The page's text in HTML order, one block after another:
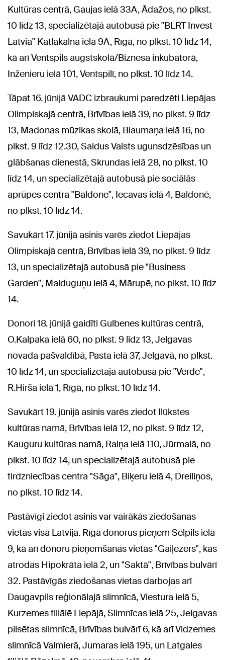
Kultūras centrā, Gaujas ielā 33A, Ādažos, no plkst.
10 līdz 13, specializētajā autobusā pie "BLRT Invest
Latvia" Katlakalna ielā 9A, Rīgā, no plkst. 10 līdz 14,
kā arī Ventspils augstskolā/Biznesa inkubatorā,
Inženieru ielā 101, Ventspilī, no plkst. 10 līdz 14.
Tāpat 16. jūnijā VADC izbraukumi paredzēti Liepājas
Olimpiskajā centrā, Brīvības ielā 39, no plkst. 9 līdz
13, Madonas mūzikas skolā, Blaumaņa ielā 16, no
plkst. 9 līdz 12.30, Saldus Valsts ugunsdzēsības un
glābšanas dienestā, Skrundas ielā 28, no plkst. 10
līdz 14, un specializētajā autobusā pie sociālās
aprūpes centra "Baldone", Iecavas ielā 4, Baldonē,
no plkst. 10 līdz 14.
Savukārt 17. jūnijā asinis varēs ziedot Liepājas
Olimpiskajā centrā, Brīvības ielā 39, no plkst. 9 līdz
13, un specializētajā autobusā pie "Business
Garden", Malduguņu ielā 4, Mārupē, no plkst. 10 līdz
14.
Donori 18. jūnijā gaidīti Gulbenes kultūras centrā,
O.Kalpaka ielā 60, no plkst. 9 līdz 13, Jelgavas
novada pašvaldībā, Pasta ielā 37, Jelgavā, no plkst.
10 līdz 14, un specializētajā autobusā pie "Verde",
R.Hirša ielā 1, Rīgā, no plkst. 10 līdz 14.
Savukārt 19. jūnijā asinis varēs ziedot Ilūkstes
kultūras namā, Brīvības ielā 12, no plkst. 9 līdz 12,
Kauguru kultūras namā, Raiņa ielā 110, Jūrmalā, no
plkst. 10 līdz 14, un specializētajā autobusā pie
tirdzniecības centra "Sāga", Biķeru ielā 4, Dreiliņos,
no plkst. 10 līdz 14.
Pastāvīgi ziedot asinis var vairākās ziedošanas
vietās visā Latvijā. Rīgā donorus pieņem Sēlpils ielā
9, kā arī donoru pieņemšanas vietās "Gaiļezers", kas
atrodas Hipokrāta ielā 2, un "Saktā", Brīvības bulvārī
32. Pastāvīgās ziedošanas vietas darbojas arī
Daugavpils reģionālajā slimnīcā, Viestura ielā 5,
Kurzemes filiālē Liepājā, Slimnīcas ielā 25, Jelgavas
pilsētas slimnīcā, Brīvības bulvārī 6, kā arī Vidzemes
slimnīcā Valmierā, Jumaras ielā 195, un Latgales